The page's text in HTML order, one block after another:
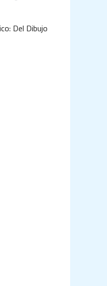
Del Dibujo